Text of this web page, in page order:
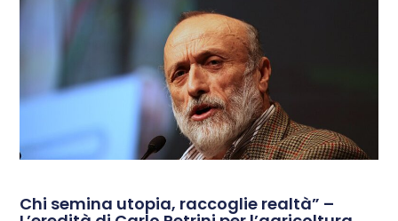
Chi semina utopia, raccoglie realtà” –